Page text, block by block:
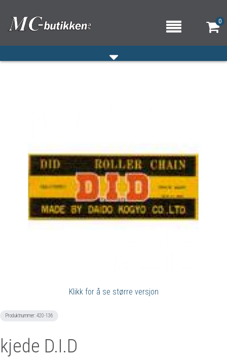
0
KONTAKT OSS
Klikk for å se større versjon
Produktnummer:420-136
kjede D.I.D